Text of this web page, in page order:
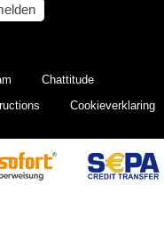
Chattitude
Cookieverklaring